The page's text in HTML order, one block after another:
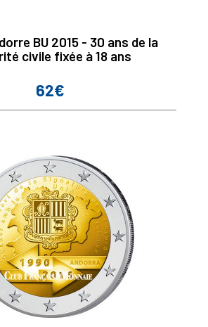
BU 2015 - 30 ans de la
civile fixée à 18 ans
Prix
62€